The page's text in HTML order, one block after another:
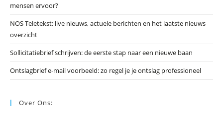
mensen ervoor?
NOS Teletekst: live nieuws, actuele berichten en het laatste nieuws
overzicht
Sollicitatiebrief schrijven: de eerste stap naar een nieuwe baan
Ontslagbrief e-mail voorbeeld: zo regel je je ontslag professioneel
Over Ons: